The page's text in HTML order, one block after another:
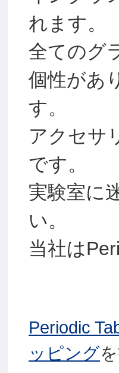
れます。
全てのグ
個性があ
す。
アクセサ
です。
実験室に
い。
当社は
Periodic
ッピング